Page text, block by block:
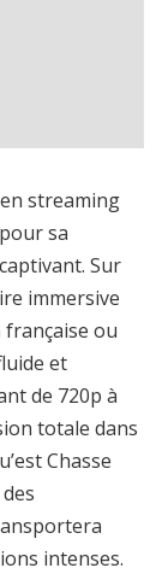
streaming
sa
Sur
immersive
française ou
et
de 720p à
totale dans
Chasse
intenses.